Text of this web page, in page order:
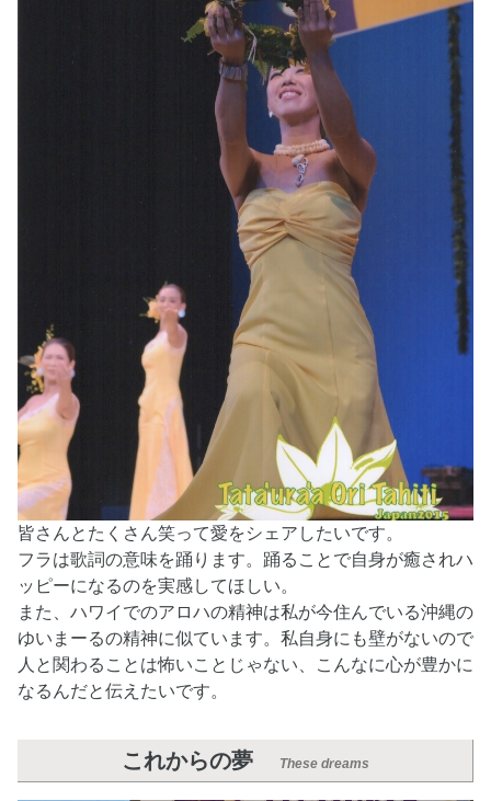
皆さんとたくさん笑って愛をシェアしたいです。
フラは歌詞の意味を踊ります。踊ることで自身が癒されハ
ッピーになるのを実感してほしい。
また、ハワイでのアロハの精神は私が今住んでいる沖縄の
ゆいまーるの精神に似ています。私自身にも壁がないので
人と関わることは怖いことじゃない、こんなに心が豊かに
なるんだと伝えたいです。
これからの夢 These dreams